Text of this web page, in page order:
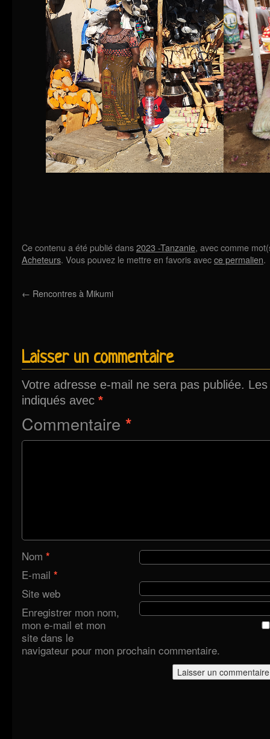
Ce contenu a été publié dans2023 -Tanzanie, avec comme
Acheteurs. Vous pouvez le mettre en favoris avecce permalien.
← Rencontres à Mikumi
Laisser un commentaire
Votre adresse e-mail ne sera pas publiée.
indiqués avec *
Commentaire *
Nom *
E-mail *
Site web
Enregistrer mon nom,
mon e-mail et mon
site dans le
navigateur pour mon prochain commentaire.